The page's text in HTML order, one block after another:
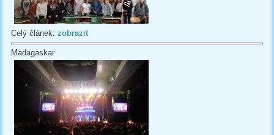
Celý článek:zobrazit
Madagaskar